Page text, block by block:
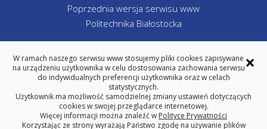
Poprzednia wersja serwisu www
Politechnika Białostocka
WYDZIAŁ INŻYNIERII ZARZĄDZANIA
POLITECHNIKA BIAŁOSTOCKA
ul. Ojca Tarasiuka 2, 16-001 Kleosin
tel. centrala 85 746-98-02, fax 85 663 -19-88
REGON: 000001672 NIP: 542-020-87-21
×
W ramach naszego serwisu www stosujemy pliki cookies zapisywane
na urządzeniu użytkownika w celu dostosowania zachowania serwisu
do indywidualnych preferencji użytkownika oraz w celach
statystycznych.
Użytkownik ma możliwość samodzielnej zmiany ustawień dotyczących
cookies w swojej przeglądarce internetowej.
Więcej informacji można znaleźć w Polityce Prywatności
Korzystając ze strony wyrażają Państwo zgodę na używanie plików